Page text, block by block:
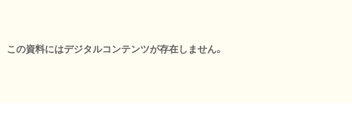
この資料にはデジタルコンテンツが存在しません。